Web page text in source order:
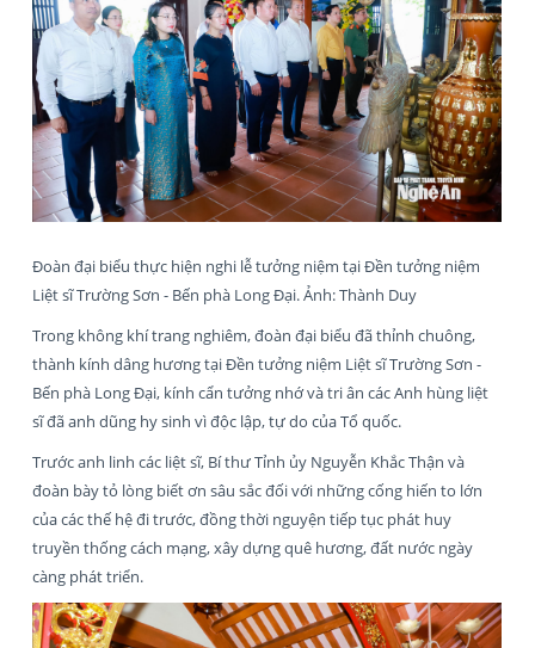
Đoàn đại biểu thực hiện nghi lễ tưởng niệm tại Đền tưởng niệm
Liệt sĩ Trường Sơn - Bến phà Long Đại. Ảnh: Thành Duy
Trong không khí trang nghiêm, đoàn đại biểu đã thỉnh chuông,
thành kính dâng hương tại Đền tưởng niệm Liệt sĩ Trường Sơn -
Bến phà Long Đại, kính cẩn tưởng nhớ và tri ân các Anh hùng liệt
sĩ đã anh dũng hy sinh vì độc lập, tự do của Tổ quốc.
Trước anh linh các liệt sĩ, Bí thư Tỉnh ủy Nguyễn Khắc Thận và
đoàn bày tỏ lòng biết ơn sâu sắc đối với những cống hiến to lớn
của các thế hệ đi trước, đồng thời nguyện tiếp tục phát huy
truyền thống cách mạng, xây dựng quê hương, đất nước ngày
càng phát triển.